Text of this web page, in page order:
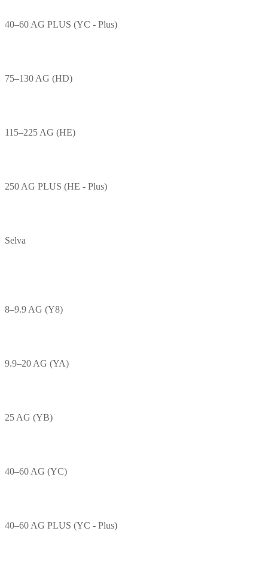
40–60 AG PLUS (YC - Plus)
75–130 AG (HD)
115–225 AG (HE)
250 AG PLUS (HE - Plus)
Selva
8–9.9 AG (Y8)
9.9–20 AG (YA)
25 AG (YB)
40–60 AG (YC)
40–60 AG PLUS (YC - Plus)